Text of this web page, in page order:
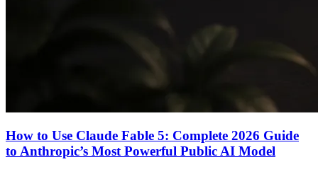
How to Use Claude Fable 5: Complete 2026 Guide
to Anthropic’s Most Powerful Public AI Model